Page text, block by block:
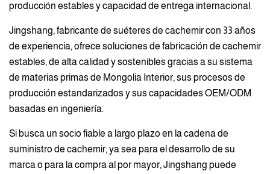
producción estables y capacidad de entrega internacional.
Jingshang, fabricante de suéteres de cachemir con 33 años
de experiencia, ofrece soluciones de fabricación de cachemir
estables, de alta calidad y sostenibles gracias a su sistema
de materias primas de Mongolia Interior, sus procesos de
producción estandarizados y sus capacidades OEM/ODM
basadas en ingeniería.
Si busca un socio fiable a largo plazo en la cadena de
suministro de cachemir, ya sea para el desarrollo de su
marca o para la compra al por mayor, Jingshang puede